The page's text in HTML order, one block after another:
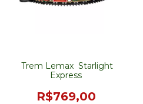
Trem Lemax Starlight
Express
R$769,00